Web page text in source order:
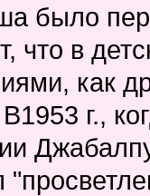
было
что в
как
г.,